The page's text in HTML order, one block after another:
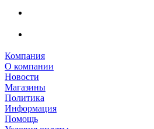
Компания
О компании
Новости
Магазины
Политика
Информация
Помощь